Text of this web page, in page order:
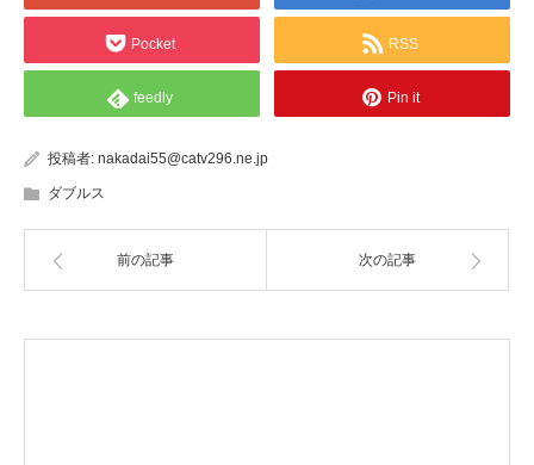
Pocket RSS
feedly Pin it
投稿者: nakadai55@catv296.ne.jp
ダブルス
前の記事 次の記事